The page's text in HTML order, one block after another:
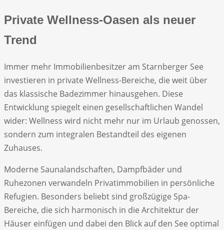
Private Wellness-Oasen als neuer
Trend
Immer mehr Immobilienbesitzer am Starnberger See
investieren in private Wellness-Bereiche, die weit über
das klassische Badezimmer hinausgehen. Diese
Entwicklung spiegelt einen gesellschaftlichen Wandel
wider: Wellness wird nicht mehr nur im Urlaub genossen,
sondern zum integralen Bestandteil des eigenen
Zuhauses.
Moderne Saunalandschaften, Dampfbäder und
Ruhezonen verwandeln Privatimmobilien in persönliche
Refugien. Besonders beliebt sind großzügige Spa-
Bereiche, die sich harmonisch in die Architektur der
Häuser einfügen und dabei den Blick auf den See optimal